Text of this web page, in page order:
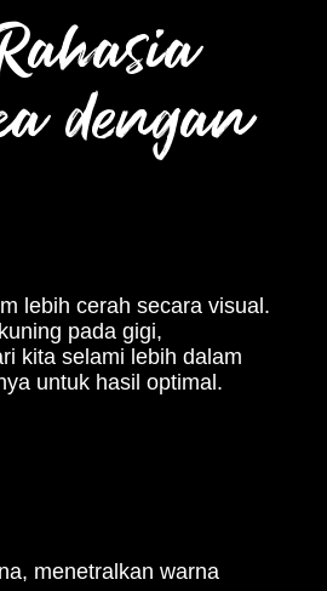
dengan
lebih cerah secara visual.
pada gigi,
kita selami lebih dalam
untuk hasil optimal.
menetralkan warna